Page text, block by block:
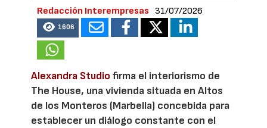
Redacción Interempresas 31/07/2026
1606
Alexandra Studio firma el interiorismo de
The House, una vivienda situada en Altos
de los Monteros (Marbella) concebida para
establecer un diálogo constante con el